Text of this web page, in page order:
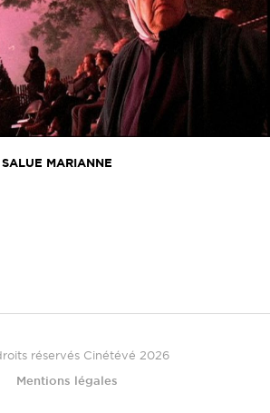
MARIANNE
réservés Cinétévé 2026
Mentions légales